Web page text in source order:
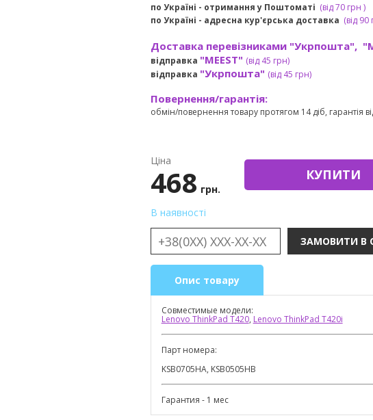
по Україні - отримання у Поштоматі (від 70 грн )
по Україні - адресна кур'єрська доставка (від90
Доставка перевізниками "Укрпошта",
відправка "MEEST" (від 45 грн)
відправка "Укрпошта" (від 45 грн)
Повернення/гарантія:
обмін/повернення товару протягом 14 діб, гарантія
Ціна
468 грн.
В наявності
КУПИТИ
Опис товару
Совместимые модели:
Lenovo ThinkPad T420, Lenovo ThinkPad T420i
Парт номера:
KSB0705HA, KSB0505HB
Гарантия - 1 мес